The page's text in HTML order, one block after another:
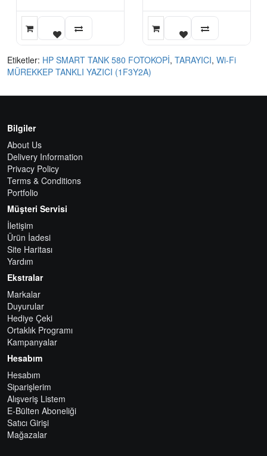
Etiketler: HP SMART TANK 580 FOTOKOPİ, TARAYICI, Wi-Fi
MÜREKKEP TANKLI YAZICI (1F3Y2A)
Bilgiler
About Us
Delivery Information
Privacy Policy
Terms & Conditions
Portfolio
Müşteri Servisi
İletişim
Ürün İadesi
Site Haritası
Yardım
Ekstralar
Markalar
Duyurular
Hediye Çeki
Ortaklık Programı
Kampanyalar
Hesabım
Hesabım
Siparişlerim
Alışveriş Listem
E-Bülten Aboneliği
Satıcı Girişi
Mağazalar